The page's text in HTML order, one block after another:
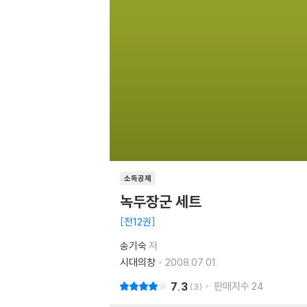
소득공제
녹두장군 세트
전12권
송기숙 저
시대의창
2008.07.01.
7.3 3 판매지수 24